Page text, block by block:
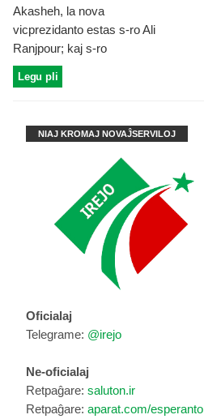
Akasheh, la nova
vicprezidanto estas s-ro Ali
Ranjpour; kaj s-ro
Legu pli
NIAJ KROMAJ NOVAĴSERVILOJ
Oficialaj
Telegrame: @irejo
Ne-oficialaj
Retpaĝare: saluton.ir
Retpaĝare: aparat.com/esperanto